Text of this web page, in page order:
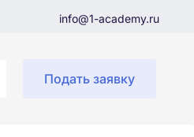
info@1-academy.ru
Подать заявку